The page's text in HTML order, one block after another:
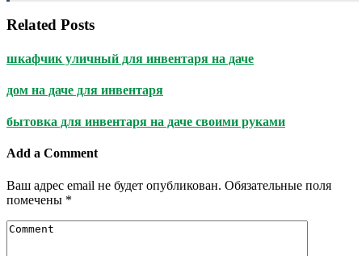
Related Posts
шкафчик уличный для инвентаря на даче
дом на даче для инвентаря
бытовка для инвентаря на даче своими руками
Add a Comment
Ваш адрес email не будет опубликован. Обязательные поля
помечены *